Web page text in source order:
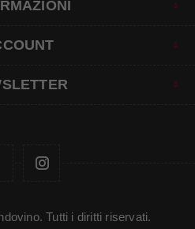
Tutti i diritti riservati.